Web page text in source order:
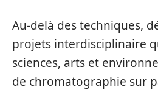
Au-delà des techniques,
projets interdisciplinaire
sciences, arts et
de chromatographie sur